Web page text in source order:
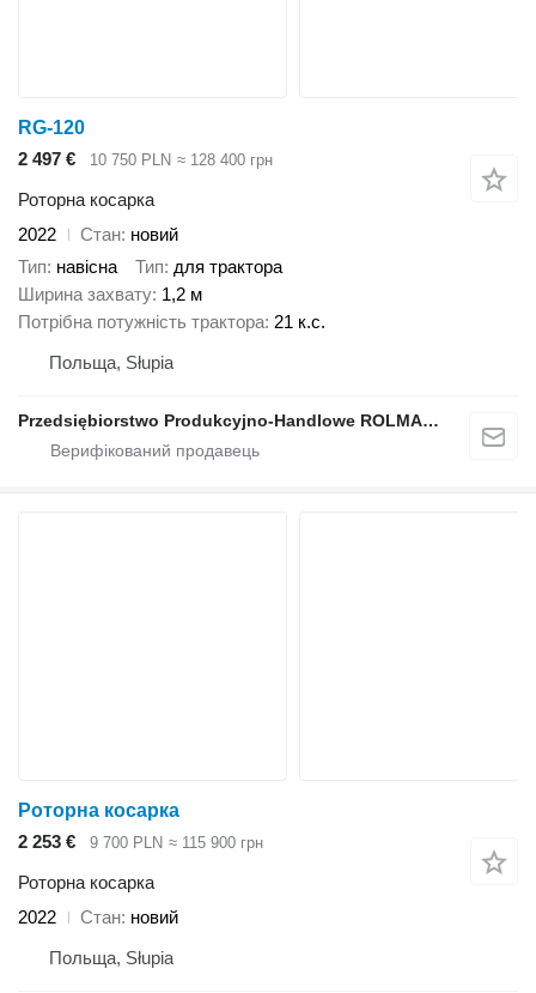
RG-120
2 497 €
10 750 PLN ≈ 128 400 грн
Роторна косарка
2022
Стан новий
Тип навісна Тип для трактора
Ширина захвату 1,2 м
Потрібна потужність трактора 21 к.с.
Польща, Słupia
Przedsiębiorstwo Produkcyjno-Handlowe ROLMAPOL Marcin Dziekan
Роторна косарка
2 253 €
9 700 PLN ≈ 115 900 грн
Роторна косарка
2022
Стан новий
Польща, Słupia